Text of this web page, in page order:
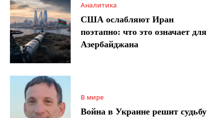
Аналитика
США ослабляют Иран
поэтапно: что это означает для
Азербайджана
В мире
Война в Украине решит судьбу